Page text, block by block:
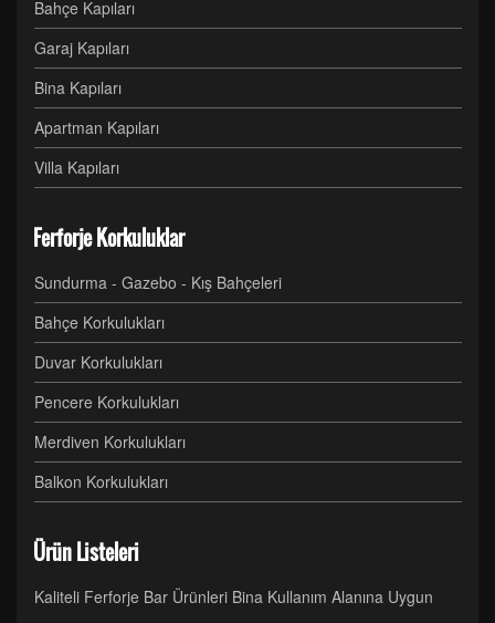
Bahçe Kapıları
Garaj Kapıları
Bina Kapıları
Apartman Kapıları
Villa Kapıları
Ferforje Korkuluklar
Sundurma - Gazebo - Kış Bahçeleri
Bahçe Korkulukları
Duvar Korkulukları
Pencere Korkulukları
Merdiven Korkulukları
Balkon Korkulukları
Ürün Listeleri
Kaliteli Ferforje Bar Ürünleri Bina Kullanım Alanına Uygun